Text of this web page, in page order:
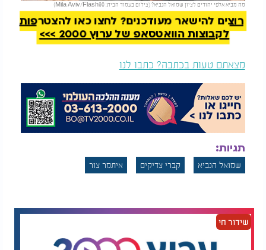
Video
מה מביא אלפי יהודים לציון שמואל הנביא? (צילום בעמוד הבית: Mila Aviv/Flash90)
רוצים להישאר מעודכנים? לחצו כאן להצטרפות
לקבוצות הוואטסאפ של ערוץ 2000 >>>
מצאתם טעות בכתבה? כתבו לנו
תגיות:
שמואל הנביא קברי צדיקים איתמר צור
שידור חי